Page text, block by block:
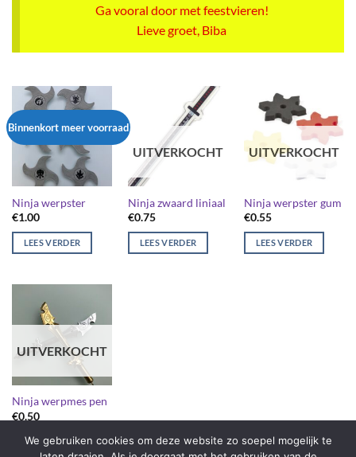
Ga vooral door met feestvieren!
Lieve groet, Biba
Binnenkort meer voorraad
Ninja werpster
€1.00
LEES VERDER
UITVERKOCHT
Ninja zwaard liniaal
€0.75
LEES VERDER
UITVERKOCHT
Ninja werpster gum
€0.55
LEES VERDER
UITVERKOCHT
Ninja werpmes pen
€0.50
LEES VERDER
We gebruiken cookies om deze website zo soepel mogelijk te